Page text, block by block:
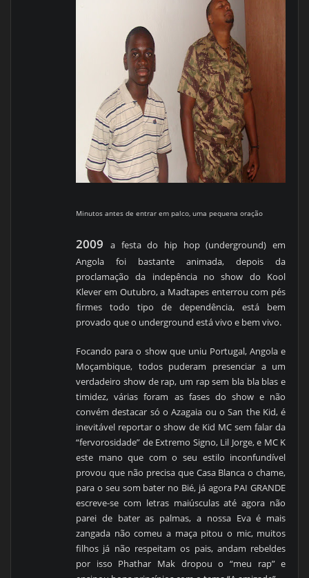
Minutos antes de entrar em palco, uma pequena oração
2009
a festa do hip hop (underground) em
Angola foi bastante animada, depois da
proclamação da indepência no show do Kool
Klever em Outubro, a Madtapes enterrou com pés
firmes todo tipo de dependência, está bem
provado que o underground está vivo e bem vivo.
Focando para o show que uniu Portugal, Angola e
Moçambique, todos puderam presenciar a um
verdadeiro show de rap, um rap sem bla bla blas e
timidez, várias foram as fases do show e não
convém destacar só o Azagaia ou o San the Kid, é
inevitável reportar o show de Kid MC sem falar da
“fervorosidade” de Extremo Signo, Lil Jorge, e MC K
este mano que com o seu estilo inconfundível
provou que não precisa que Casa Blanca o chame,
para o seu som bater no Bié, já agora PAI GRANDE
escreve-se com letras maiúsculas até agora não
parei de bater as palmas, a nossa Eva é mais
zangada não comeu a maça pitou o mic, muitos
filhos já não respeitam os pais, andam rebeldes
por isso Phathar Mak dropou o “meu rap” e